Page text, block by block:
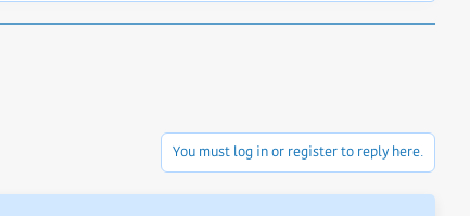
You must log in or register to reply here.